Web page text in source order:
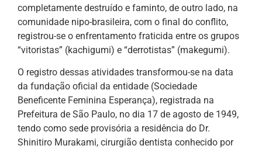
completamente destruído e faminto, de outro lado, na
comunidade nipo-brasileira, com o final do conflito,
registrou-se o enfrentamento fraticida entre os grupos
“vitoristas” (kachigumi) e “derrotistas” (makegumi).
O registro dessas atividades transformou-se na data
da fundação oficial da entidade (Sociedade
Beneficente Feminina Esperança), registrada na
Prefeitura de São Paulo, no dia 17 de agosto de 1949,
tendo como sede provisória a residência do Dr.
Shinitiro Murakami, cirurgião dentista conhecido por